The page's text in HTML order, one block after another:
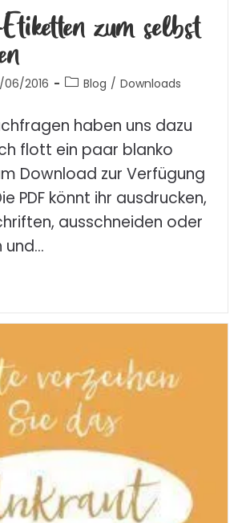
zum selbst
06/2016 Blog / Downloads
haben uns dazu
flott ein paar blanko
Download zur Verfügung
PDF könnt ihr ausdrucken,
ausschneiden oder
und…